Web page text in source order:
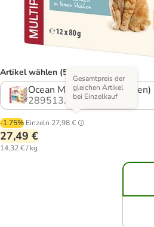
Artikel wählen (5 Varianten)
Ocean Mixpaket 2 (4 Sorten)
289513.11
-1.75% Einzeln 27,98 €
Gesamtpreis der
gleichen Artikel
bei Einzelkauf
27,49 €
14,32 € / kg